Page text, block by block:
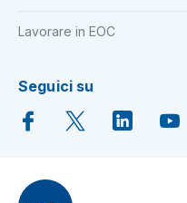
Lavorare in EOC
Seguici su